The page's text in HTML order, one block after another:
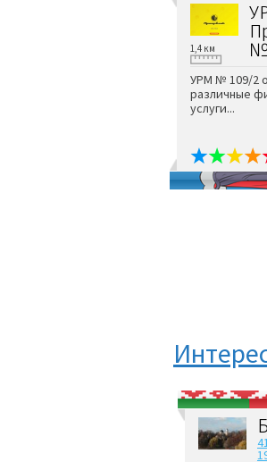
№
1,4 км
УРМ № 109/2
различные
услуги...